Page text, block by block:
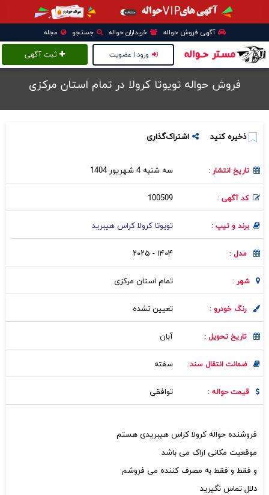
آگهی فروش حواله خریداران حواله جستجو مجله
ثبت آگهی ورود | عضویت
فروش حواله تویوتا کرولا در تمام استان مرکزی
ذخیره کنید اشتراک‌گذاری
تاریخ انتشار : سه شنبه 4 شهریور 1404
کد آگهی : 100509
برند و تیپ : تویوتا کرولا کراس هیبرید
مدل : ۱۴۰۴ - ۲۰۲۵
شهر : تمام استان مرکزی
رنگ خودرو : تعیین نشده
تاریخ تحویل : آبان
ضمانت انتقال سند: سفته
قیمت حواله : توافقی
فروشنده حواله کرولا کراس هیبریدی هستم
موقعیت مکانی اراک می باشد
و فقط و فقط به مصرف کننده می فروشم
دلال تماس نگیرید